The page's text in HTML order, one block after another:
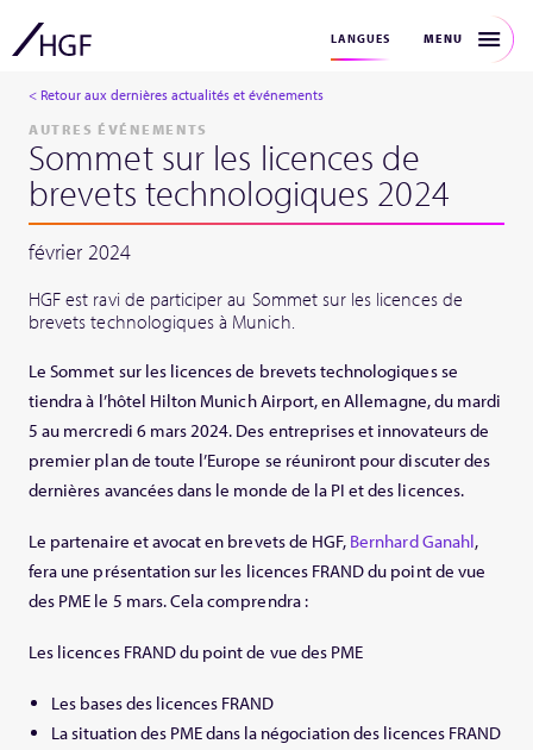
LANGUES MENU
< Retour aux dernières actualités et événements
AUTRES ÉVÉNEMENTS
Sommet sur les licences de
brevets technologiques 2024
février 2024
HGF est ravi de participer au Sommet sur les licences de
brevets technologiques à Munich.
Le Sommet sur les licences de brevets technologiques se
tiendra à l’hôtel Hilton Munich Airport, en Allemagne, du mardi
5 au mercredi 6 mars 2024. Des entreprises et innovateurs de
premier plan de toute l’Europe se réuniront pour discuter des
dernières avancées dans le monde de la PI et des licences.
Le partenaire et avocat en brevets de HGF, Bernhard Ganahl,
fera une présentation sur les licences FRAND du point de vue
des PME le 5 mars. Cela comprendra :
Les licences FRAND du point de vue des PME
Les bases des licences FRAND
La situation des PME dans la négociation des licences FRAND